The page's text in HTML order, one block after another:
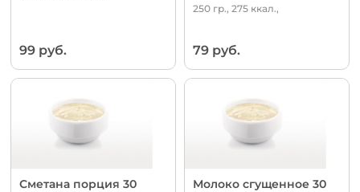
99 руб.
250 гр., 275 ккал.,
79 руб.
Сметана порция 30 Молоко сгущенное 30